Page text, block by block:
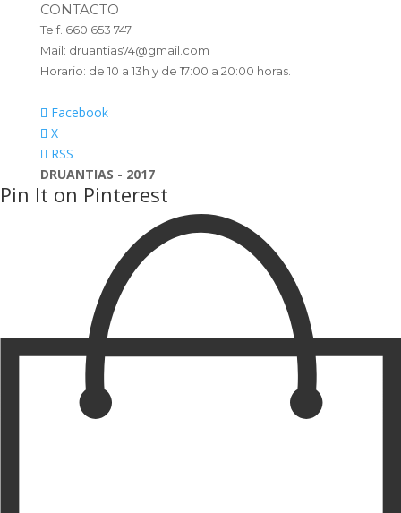
CONTACTO
Telf. 660 653 747
Mail: druantias74@gmail.com
Horario: de 10 a 13h y de 17:00 a 20:00 horas.
Facebook
X
RSS
DRUANTIAS - 2017
Pin It on Pinterest